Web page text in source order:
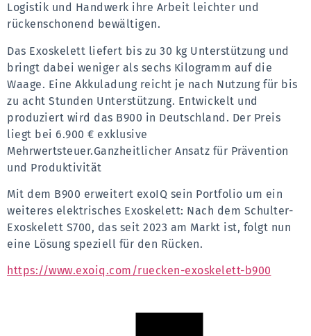
Logistik und Handwerk ihre Arbeit leichter und
rückenschonend bewältigen.
Das Exoskelett liefert bis zu 30 kg Unterstützung und
bringt dabei weniger als sechs Kilogramm auf die
Waage. Eine Akkuladung reicht je nach Nutzung für bis
zu acht Stunden Unterstützung. Entwickelt und
produziert wird das B900 in Deutschland. Der Preis
liegt bei 6.900 € exklusive
Mehrwertsteuer.Ganzheitlicher Ansatz für Prävention
und Produktivität
Mit dem B900 erweitert exoIQ sein Portfolio um ein
weiteres elektrisches Exoskelett: Nach dem Schulter-
Exoskelett S700, das seit 2023 am Markt ist, folgt nun
eine Lösung speziell für den Rücken.
https://www.exoiq.com/ruecken-exoskelett-b900